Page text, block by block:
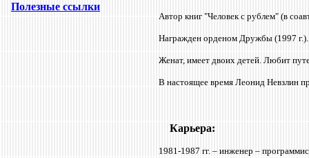
Полезные ссылки
Автор книг "Человек с рублем" (в
Награжден орденом Дружбы (1997 г.).
Женат, имеет двоих детей. Любит
В настоящее время Леонид Невзлин
Карьера:
1981-1987 гг. – инженер –